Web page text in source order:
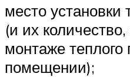
место установки
(и их
монтаже
помещении);